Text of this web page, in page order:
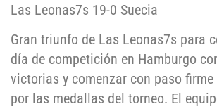
Las Leonas7s 19-0 Suecia
Gran triunfo de Las Leonas7s para
día de competición en Hamburgo
victorias y comenzar con paso
por las medallas del torneo. El